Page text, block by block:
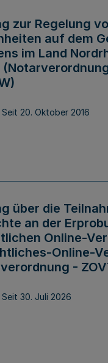
zur Regelung
auf dem
im Land
Seit 20. Oktober 2016
über die
an der
Online-
Online-
-
Seit 30. Juli 2026